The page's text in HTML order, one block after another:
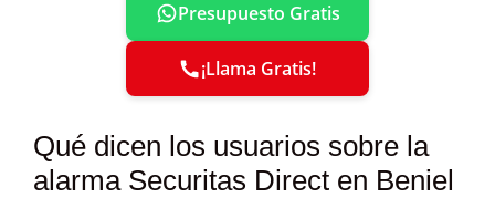
Presupuesto Gratis
¡Llama Gratis!
Qué dicen los usuarios sobre la
alarma Securitas Direct en Beniel